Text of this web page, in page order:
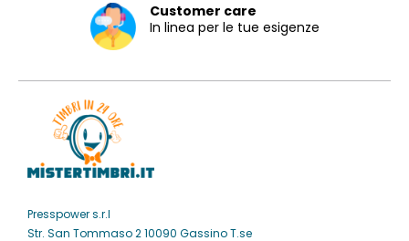
Customer care
In linea per le tue esigenze
Presspower s.r.l
Str. San Tommaso 2 10090 Gassino T.se